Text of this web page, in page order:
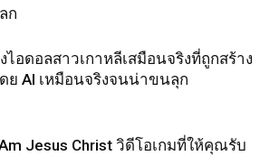
ก
ไอดอลสาวเกาหลีเสมือนจริงที่ถูกสร้าง
ย AI เหมือนจริงจนน่าขนลุก
Jesus Christ วิดีโอเกมที่ให้คุณรับ